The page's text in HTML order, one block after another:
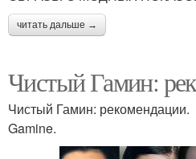
читать дальше →
Чистый Гамин:
Чистый Гамин: рекомендации.
Gamine.